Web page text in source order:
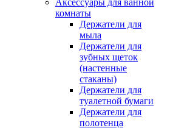
Аксессуары для ванной
комнаты
Держатели для
мыла
Держатели для
зубных щеток
(настенные
стаканы)
Держатели для
туалетной бумаги
Держатели для
полотенца